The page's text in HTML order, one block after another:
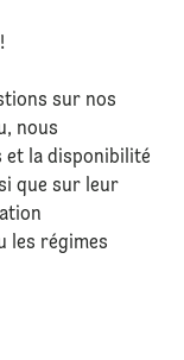
sur nos
nous
et la disponibilité
que sur leur
les régimes